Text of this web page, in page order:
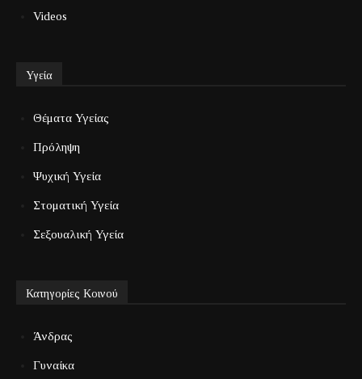
Videos
Υγεία
Θέματα Υγείας
Πρόληψη
Ψυχική Υγεία
Στοματική Υγεία
Σεξουαλική Υγεία
Κατηγορίες Κοινού
Άνδρας
Γυναίκα